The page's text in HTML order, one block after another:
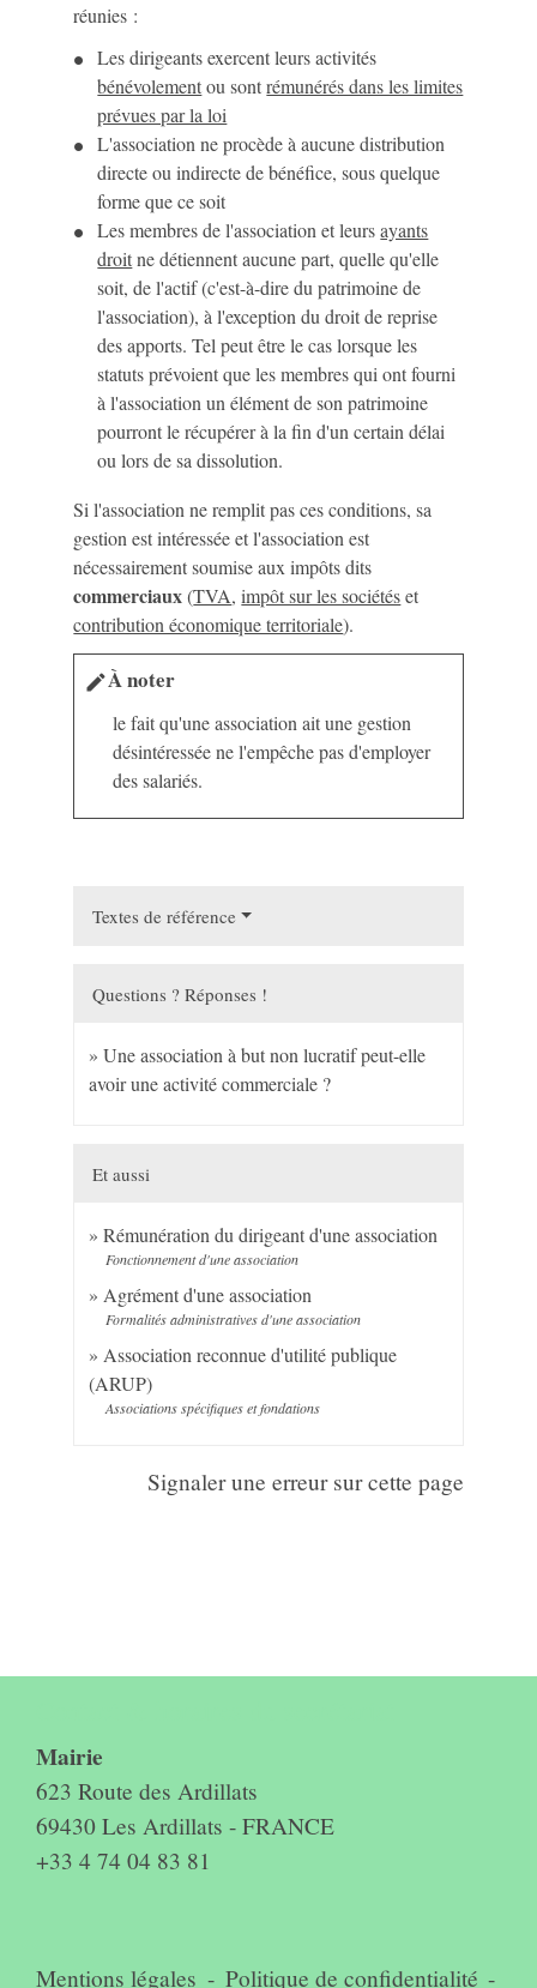
réunies :
Les dirigeants exercent leurs activités
bénévolementou sontrémunérés dans les limites
prévues par la loi
L'association ne procède à aucune distribution
directe ou indirecte de bénéfice, sous quelque
forme que ce soit
Les membres de l'association et leursayants
droitne détiennent aucune part, quelle qu'elle
soit, de l'actif (c'est-à-dire du patrimoine de
l'association), à l'exception du droit de reprise
des apports. Tel peut être le cas lorsque les
statuts prévoient que les membres qui ont fourni
à l'association un élément de son patrimoine
pourront le récupérer à la fin d'un certain délai
ou lors de sa dissolution.
Si l'association ne remplit pas ces conditions, sa
gestion est intéressée et l'association est
nécessairement soumise aux impôts dits
commerciaux(TVA,impôt sur les sociétéset
contribution économique territoriale).
editÀ noter
le fait qu'une association ait une gestion
désintéressée ne l'empêche pas d'employer
des salariés.
Textes de référence
Questions ? Réponses !
Une association à but non lucratif peut-elle
avoir une activité commerciale ?
Et aussi
Rémunération du dirigeant d'une association
Fonctionnement d'une association
Agrément d'une association
Formalités administratives d'une association
Association reconnue d'utilité publique
(ARUP)
Associations spécifiques et fondations
Signaler une erreur sur cette page
Mairie
623 Route des Ardillats
69430 Les Ardillats - FRANCE
+33 4 74 04 83 81
Mentions légales - Politique de confidentialité -